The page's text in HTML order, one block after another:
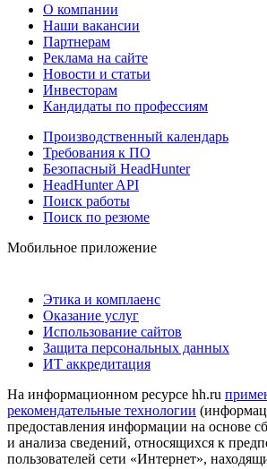
О компании
Наши вакансии
Партнерам
Реклама на сайте
Новости и статьи
Инвесторам
Кандидаты по профессиям
Производственный календарь
Требования к ПО
Безопасный HeadHunter
HeadHunter API
Поиск работы
Поиск по резюме
Мобильное приложение
Этика и комплаенс
Оказание услуг
Использование сайтов
Защита персональных данных
ИТ аккредитация
На информационном ресурсе hh.ru
рекомендательные технологии
предоставления информации на основе
и анализа сведений, относящихся к
пользователей сети «Интернет»,